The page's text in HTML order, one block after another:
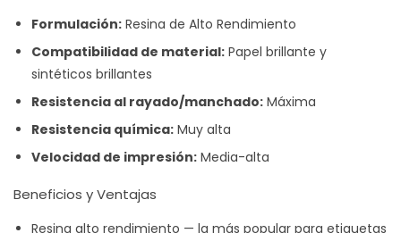
Formulación: Resina de Alto Rendimiento
Compatibilidad de material: Papel brillante y
sintéticos brillantes
Resistencia al rayado/manchado: Máxima
Resistencia química: Muy alta
Velocidad de impresión: Media-alta
Beneficios y Ventajas
Resina alto rendimiento — la más popular para etiquetas